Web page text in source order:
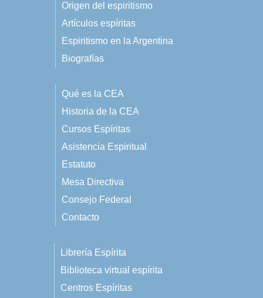
Origen del espiritismo
Artículos espíritas
Espiritismo en la Argentina
Biografías
Qué es la CEA
Historia de la CEA
Cursos Espíritas
Asistencia Espiritual
Estatuto
Mesa Directiva
Consejo Federal
Contacto
Librería Espírita
Biblioteca virtual espírita
Centros Espíritas